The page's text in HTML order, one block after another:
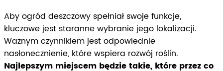
Aby ogród deszczowy spełniał swoje funkcje,
kluczowe jest staranne wybranie jego lokalizacji.
Ważnym czynnikiem jest odpowiednie
nasłonecznienie, które wspiera rozwój roślin.
Najlepszym miejscem będzie takie, które przez co